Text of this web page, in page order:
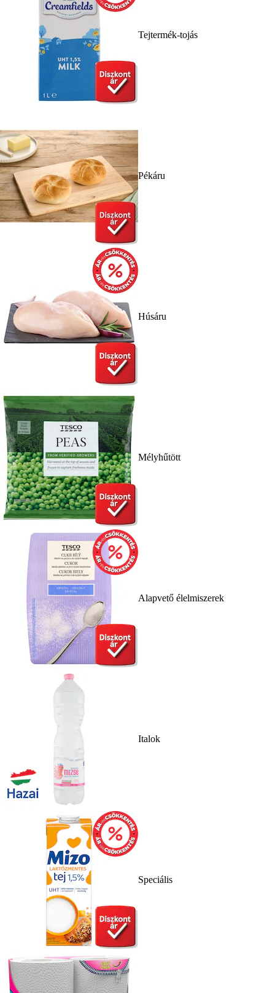
Tejtermék-tojás
Pékáru
Húsáru
Mélyhűtött
Alapvető élelmiszerek
Italok
Speciális